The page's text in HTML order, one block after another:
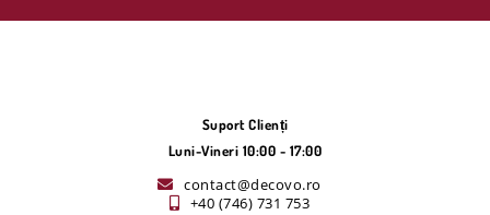
Suport Clienți
Luni-Vineri 10:00 - 17:00
contact@decovo.ro
+40 (746) 731 753